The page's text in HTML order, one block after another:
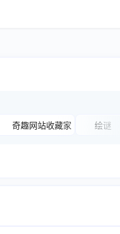
奇趣网站收藏家 绘谜